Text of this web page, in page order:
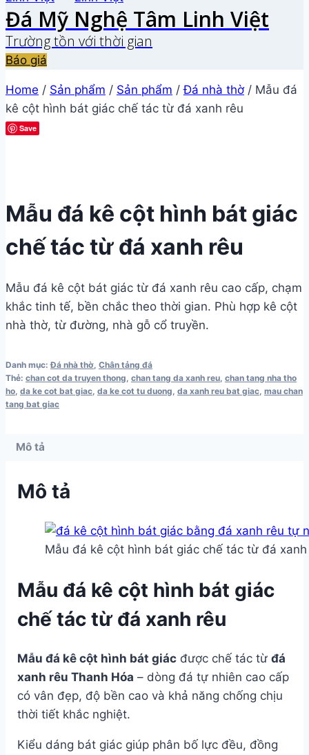
Đá Mỹ Nghệ Tâm Linh Việt
Trường tồn với thời gian
Báo giá
Home / Sản phẩm / Sản phẩm / Đá nhà thờ / Mẫu đá
kê cột hình bát giác chế tác từ đá xanh rêu
Save
Mẫu đá kê cột hình bát giác
chế tác từ đá xanh rêu
Mẫu đá kê cột bát giác từ đá xanh rêu cao cấp, chạm
khắc tinh tế, bền chắc theo thời gian. Phù hợp kê cột
nhà thờ, từ đường, nhà gỗ cổ truyền.
Danh mục:Đá nhà thờ Chân tảng đá
Thẻ: chan cot da truyen thong chan tang da xanh reu chan tang nha tho
ho da ke cot bat giac da ke cot tu duong da xanh reu bat giac mau chan
tang bat giac
Mô tả
Mô tả
Mẫu đá kê cột hình bát giác chế tác từ đá
Mẫu đá kê cột hình bát giác
chế tác từ đá xanh rêu
Mẫu đá kê cột hình bát giác được chế tác từ đá
xanh rêu Thanh Hóa – dòng đá tự nhiên cao cấp
có vân đẹp, độ bền cao và khả năng chống chịu
thời tiết khắc nghiệt.
Kiểu dáng bát giác giúp phân bố lực đều, đồng